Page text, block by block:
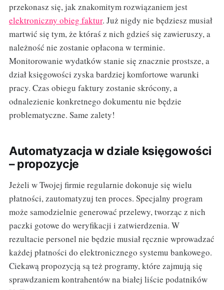
przekonasz się, jak znakomitym rozwiązaniem jest
elektroniczny obieg faktur. Już nigdy nie będziesz musiał
martwić się tym, że któraś z nich gdzieś się zawieruszy, a
należność nie zostanie opłacona w terminie.
Monitorowanie wydatków stanie się znacznie prostsze, a
dział księgowości zyska bardziej komfortowe warunki
pracy. Czas obiegu faktury zostanie skrócony, a
odnalezienie konkretnego dokumentu nie będzie
problematyczne. Same zalety!
Automatyzacja w dziale księgowości
– propozycje
Jeżeli w Twojej firmie regularnie dokonuje się wielu
płatności, zautomatyzuj ten proces. Specjalny program
może samodzielnie generować przelewy, tworząc z nich
paczki gotowe do weryfikacji i zatwierdzenia. W
rezultacie personel nie będzie musiał ręcznie wprowadzać
każdej płatności do elektronicznego systemu bankowego.
Ciekawą propozycją są też programy, które zajmują się
sprawdzaniem kontrahentów na białej liście podatników